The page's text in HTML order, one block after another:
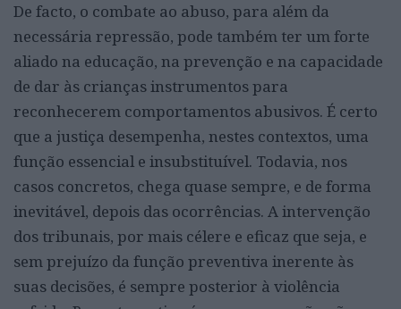
De facto, o combate ao abuso, para além da
necessária repressão, pode também ter um forte
aliado na educação, na prevenção e na capacidade
de dar às crianças instrumentos para
reconhecerem comportamentos abusivos. É certo
que a justiça desempenha, nestes contextos, uma
função essencial e insubstituível. Todavia, nos
casos concretos, chega quase sempre, e de forma
inevitável, depois das ocorrências. A intervenção
dos tribunais, por mais célere e eficaz que seja, e
sem prejuízo da função preventiva inerente às
suas decisões, é sempre posterior à violência